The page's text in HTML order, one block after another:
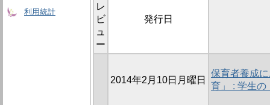
利用統計
レ
ビ
ュ
ー
発行日
2014年2月10日月曜日
保育者養成
育」 : 学生の